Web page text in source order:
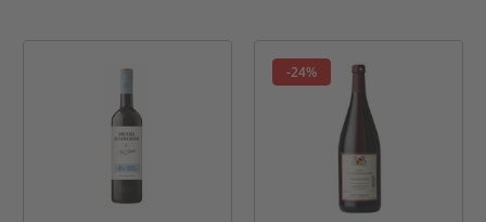
-24%